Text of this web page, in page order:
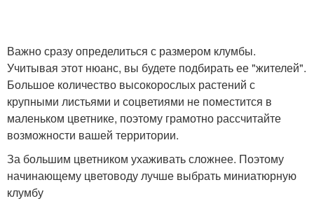
Важно сразу определиться с размером клумбы.
Учитывая этот нюанс, вы будете подбирать ее "жителей".
Большое количество высокорослых растений с
крупными листьями и соцветиями не поместится в
маленьком цветнике, поэтому грамотно рассчитайте
возможности вашей территории.
За большим цветником ухаживать сложнее. Поэтому
начинающему цветоводу лучше выбрать миниатюрную
клумбу